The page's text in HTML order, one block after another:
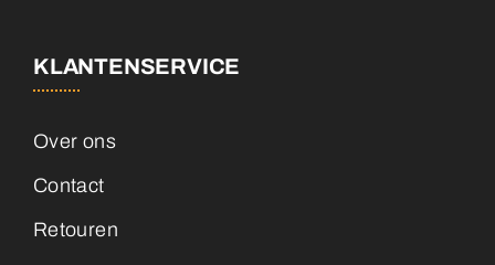
KLANTENSERVICE
Over ons
Contact
Retouren